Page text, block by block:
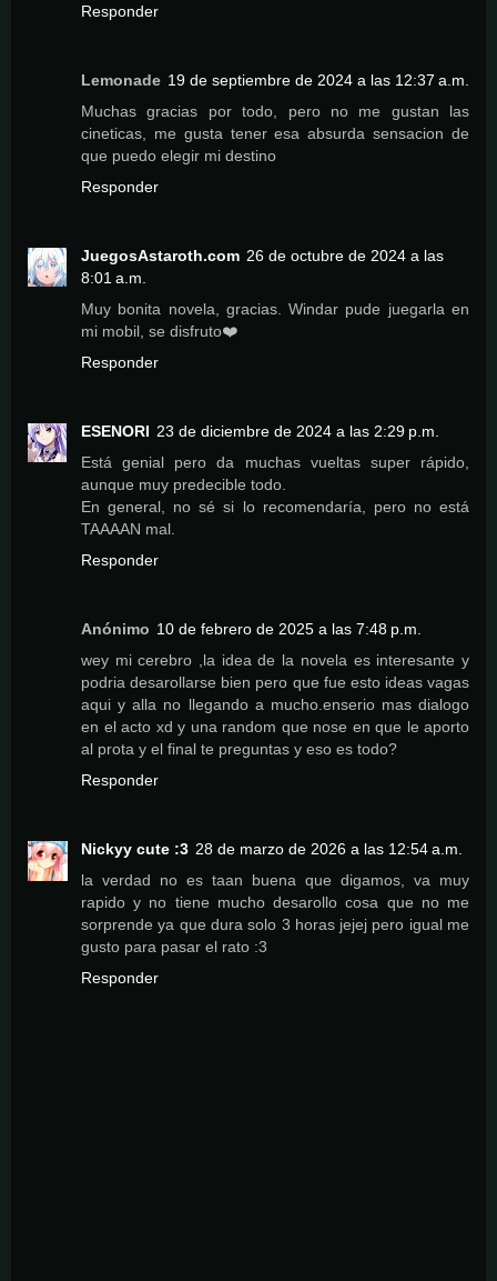
Responder
Lemonade 19 de septiembre de 2024 a las 12:37 a.m.
Muchas gracias por todo, pero no me gustan las
cineticas, me gusta tener esa absurda sensacion de
que puedo elegir mi destino
Responder
JuegosAstaroth.com 26 de octubre de 2024 a las
8:01 a.m.
Muy bonita novela, gracias. Windar pude juegarla en
mi mobil, se disfruto❤️
Responder
ESENORI 23 de diciembre de 2024 a las 2:29 p.m.
Está genial pero da muchas vueltas super rápido,
aunque muy predecible todo.
En general, no sé si lo recomendaría, pero no está
TAAAAN mal.
Responder
Anónimo 10 de febrero de 2025 a las 7:48 p.m.
wey mi cerebro ,la idea de la novela es interesante y
podria desarollarse bien pero que fue esto ideas vagas
aqui y alla no llegando a mucho.enserio mas dialogo
en el acto xd y una random que nose en que le aporto
al prota y el final te preguntas y eso es todo?
Responder
Nickyy cute :3 28 de marzo de 2026 a las 12:54 a.m.
la verdad no es taan buena que digamos, va muy
rapido y no tiene mucho desarollo cosa que no me
sorprende ya que dura solo 3 horas jejej pero igual me
gusto para pasar el rato :3
Responder